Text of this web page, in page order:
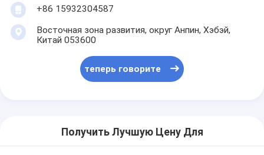
+86 15932304587
Восточная зона развития, округ Анпин, Хэбэй,
Китай 053600
теперь говорите
Получить Лучшую Цену Для